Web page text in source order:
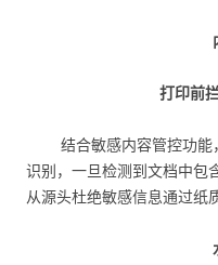
打印前
结合敏感内容管控功
识别，一旦检测到文档中包
从源头杜绝敏感信息通过纸